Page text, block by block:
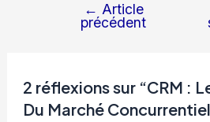
Navigation
← Article
précédent
2 réflexions sur “CRM :
Du Marché Concurrentiel